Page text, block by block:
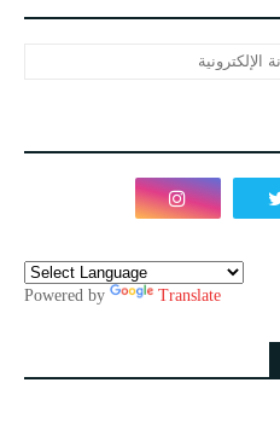
Powered by Translate